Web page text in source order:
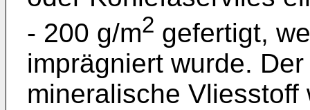
- 200 g/m2 gefertigt,
imprägniert wurde.
mineralische Vliesstoff